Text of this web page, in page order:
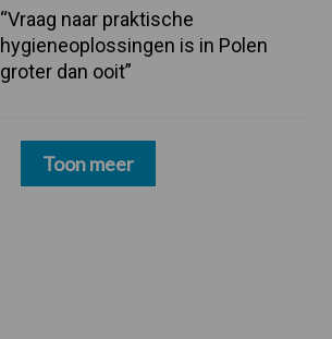
“Vraag naar praktische
hygieneoplossingen is in Polen
groter dan ooit”
Toon meer